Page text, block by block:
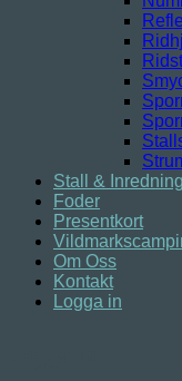
Stall & Inredning
Foder
Presentkort
Om Oss
Kontakt
Logga in